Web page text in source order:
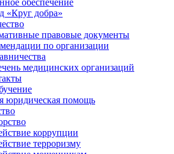
«Круг добра»
правовые документы
по организации
медицинских организаций
юридическая помощь
коррупции
терроризму